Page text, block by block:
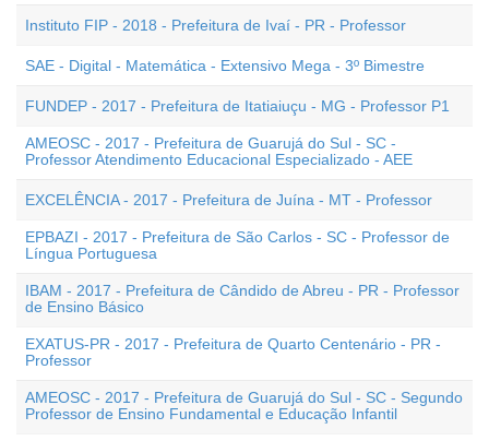
Instituto FIP - 2018 - Prefeitura de Ivaí - PR - Professor
SAE - Digital - Matemática - Extensivo Mega - 3º Bimestre
FUNDEP - 2017 - Prefeitura de Itatiaiuçu - MG - Professor P1
AMEOSC - 2017 - Prefeitura de Guarujá do Sul - SC -
Professor Atendimento Educacional Especializado - AEE
EXCELÊNCIA - 2017 - Prefeitura de Juína - MT - Professor
EPBAZI - 2017 - Prefeitura de São Carlos - SC - Professor de
Língua Portuguesa
IBAM - 2017 - Prefeitura de Cândido de Abreu - PR - Professor
de Ensino Básico
EXATUS-PR - 2017 - Prefeitura de Quarto Centenário - PR -
Professor
AMEOSC - 2017 - Prefeitura de Guarujá do Sul - SC - Segundo
Professor de Ensino Fundamental e Educação Infantil